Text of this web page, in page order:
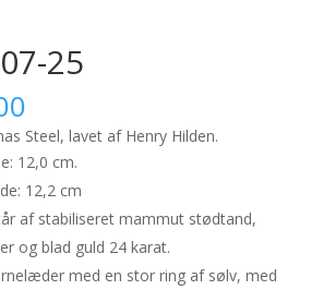
25
Steel, lavet af Henry Hilden.
12,0 cm.
12,2 cm
af stabiliseret mammut stødtand,
og blad guld 24 karat.
med en stor ring af sølv, med